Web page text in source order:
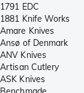
1791 EDC
1881 Knife Works
Amare Knives
Ansø of Denmark
ANV Knives
Artisan Cutlery
ASK Knives